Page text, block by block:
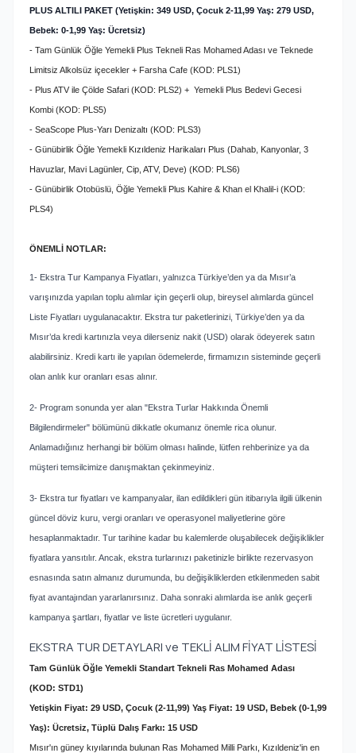
PLUS ALTILI PAKET (Yetişkin: 349 USD, Çocuk 2-11,99 Yaş: 279 USD,
Bebek: 0-1,99 Yaş: Ücretsiz)
- Tam Günlük Öğle Yemekli Plus Tekneli Ras Mohamed Adası ve Teknede
Limitsiz Alkolsüz içecekler + Farsha Cafe (KOD: PLS1)
- Plus ATV ile Çölde Safari (KOD: PLS2) + Yemekli Plus Bedevi Gecesi
Kombi (KOD: PLS5)
- SeaScope Plus-Yarı Denizaltı (KOD: PLS3)
- Günübirlik Öğle Yemekli Kızıldeniz Harikaları Plus (Dahab, Kanyonlar, 3
Havuzlar, Mavi Lagünler, Cip, ATV, Deve) (KOD: PLS6)
- Günübirlik Otobüslü, Öğle Yemekli Plus Kahire & Khan el Khalil-i (KOD:
PLS4)
ÖNEMLİ NOTLAR:
1- Ekstra Tur Kampanya Fiyatları, yalnızca Türkiye’den ya da Mısır’a
varışınızda yapılan toplu alımlar için geçerli olup, bireysel alımlarda güncel
Liste Fiyatları uygulanacaktır. Ekstra tur paketlerinizi, Türkiye’den ya da
Mısır’da kredi kartınızla veya dilerseniz nakit (USD) olarak ödeyerek satın
alabilirsiniz. Kredi kartı ile yapılan ödemelerde, firmamızın sisteminde geçerli
olan anlık kur oranları esas alınır.
2- Program sonunda yer alan "Ekstra Turlar Hakkında Önemli
Bilgilendirmeler" bölümünü dikkatle okumanız önemle rica olunur.
Anlamadığınız herhangi bir bölüm olması halinde, lütfen rehberinize ya da
müşteri temsilcimize danışmaktan çekinmeyiniz.
3- Ekstra tur fiyatları ve kampanyalar, ilan edildikleri gün itibarıyla ilgili ülkenin
güncel döviz kuru, vergi oranları ve operasyonel maliyetlerine göre
hesaplanmaktadır. Tur tarihine kadar bu kalemlerde oluşabilecek değişiklikler
fiyatlara yansıtılır. Ancak, ekstra turlarınızı paketinizle birlikte rezervasyon
esnasında satın almanız durumunda, bu değişikliklerden etkilenmeden sabit
fiyat avantajından yararlanırsınız. Daha sonraki alımlarda ise anlık geçerli
kampanya şartları, fiyatlar ve liste ücretleri uygulanır.
EKSTRA TUR DETAYLARI ve TEKLİ ALIM FİYAT LİSTESİ
Tam Günlük Öğle Yemekli Standart Tekneli Ras Mohamed Adası
(KOD: STD1)
Yetişkin Fiyat: 29 USD, Çocuk (2-11,99) Yaş Fiyat: 19 USD, Bebek (0-1,99
Yaş): Ücretsiz, Tüplü Dalış Farkı: 15 USD
Mısır'ın güney kıyılarında bulunan Ras Mohamed Milli Parkı, Kızıldeniz'in en